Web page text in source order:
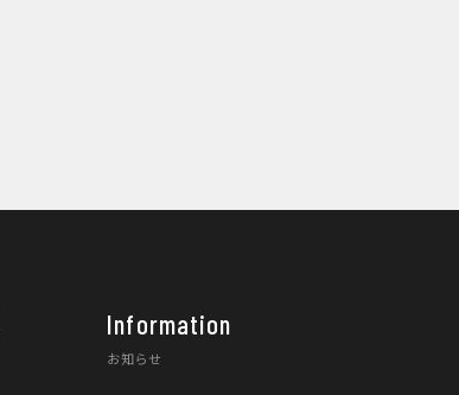
Information
お知らせ